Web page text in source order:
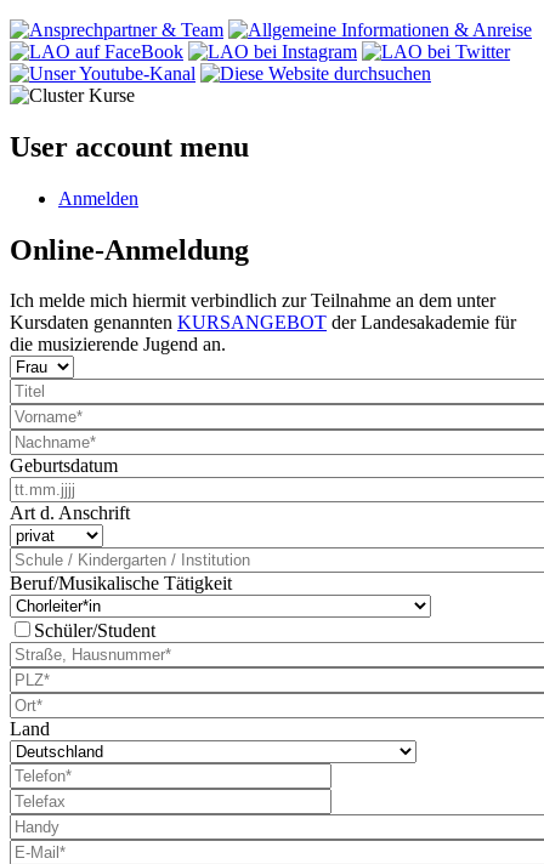
User account menu
Anmelden
Online-Anmeldung
Ich melde mich hiermit verbindlich zur Teilnahme an dem unter
Kursdaten genannten KURSANGEBOT der Landesakademie für
die musizierende Jugend an.
Geburtsdatum
Art d. Anschrift
Beruf/Musikalische Tätigkeit
Schüler/Student
Land